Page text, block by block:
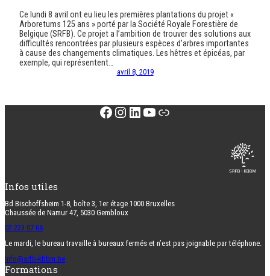
Ce lundi 8 avril ont eu lieu les premières plantations du projet «
Arboretums 125 ans » porté par la Société Royale Forestière de
Belgique (SRFB). Ce projet a l’ambition de trouver des solutions aux
difficultés rencontrées par plusieurs espèces d’arbres importantes
à cause des changements climatiques. Les hêtres et épicéas, par
exemple, qui représentent…
avril 8, 2019
Facebook
Instagram
LinkedIn
YouTube
Lien
Infos utiles
Bd Bischoffsheim 1-8, boîte 3, 1er étage 1000 Bruxelles
Chaussée de Namur 47, 5030 Gembloux
02 223 07 66
Le mardi, le bureau travaille à bureaux fermés et n’est pas joignable par téléphone.
info@srfb-kbbm.be
Formations